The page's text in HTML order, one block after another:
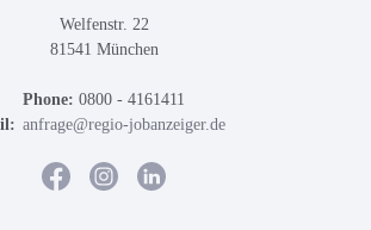
Welfenstr. 22
81541 München
Phone: 0800 - 4161411
anfrage@regio-jobanzeiger.de